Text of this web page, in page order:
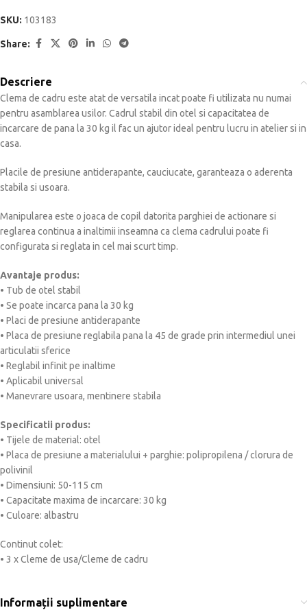
SKU: 103183
Share:
Descriere
Clema de cadru este atat de versatila incat poate fi utilizata nu numai
pentru asamblarea usilor. Cadrul stabil din otel si capacitatea de
incarcare de pana la 30 kg il fac un ajutor ideal pentru lucru in atelier si in
casa.
Placile de presiune antiderapante, cauciucate, garanteaza o aderenta
stabila si usoara.
Manipularea este o joaca de copil datorita parghiei de actionare si
reglarea continua a inaltimii inseamna ca clema cadrului poate fi
configurata si reglata in cel mai scurt timp.
Avantaje produs:
• Tub de otel stabil
• Se poate incarca pana la 30 kg
• Placi de presiune antiderapante
• Placa de presiune reglabila pana la 45 de grade prin intermediul unei
articulatii sferice
• Reglabil infinit pe inaltime
• Aplicabil universal
• Manevrare usoara, mentinere stabila
Specificatii produs:
• Tijele de material: otel
• Placa de presiune a materialului + parghie: polipropilena / clorura de
polivinil
• Dimensiuni: 50-115 cm
• Capacitate maxima de incarcare: 30 kg
• Culoare: albastru
Continut colet:
• 3 x Cleme de usa/Cleme de cadru
Informații suplimentare